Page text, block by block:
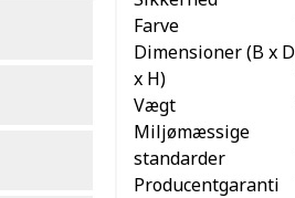
Farve
Dimensioner (B x D
x H)
Vægt
Miljømæssige
standarder
Producentgaranti